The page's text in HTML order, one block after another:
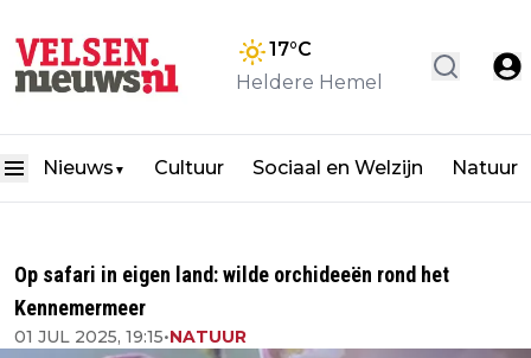
17°C
Heldere Hemel
Nieuws ▼ Cultuur Sociaal en Welzijn Natuur
Op safari in eigen land: wilde orchideeën rond het
Kennemermeer
01 JUL 2025, 19:15•NATUUR